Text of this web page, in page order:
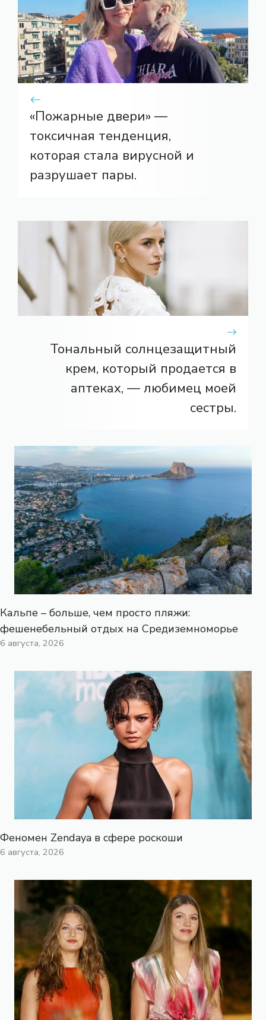
«Пожарные двери» —
токсичная тенденция,
которая стала вирусной и
разрушает пары.
Тональный солнцезащитный
крем, который продается в
аптеках, — любимец моей
сестры.
Кальпе – больше, чем просто пляжи:
фешенебельный отдых на Средиземноморье
6 августа, 2026
Феномен Zendaya в сфере роскоши
6 августа, 2026